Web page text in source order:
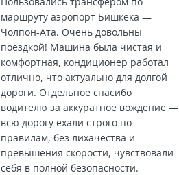
маршруту аэропорт Бишкека —
Чолпон-Ата. Очень довольны
поездкой! Машина была чистая и
комфортная, кондиционер работал
отлично, что актуально для долгой
дороги. Отдельное спасибо
водителю за аккуратное вождение —
всю дорогу ехали строго по
правилам, без лихачества и
превышения скорости, чувствовали
себя в полной безопасности.